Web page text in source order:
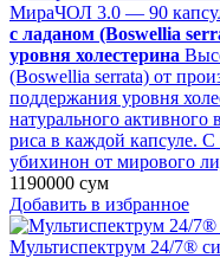
МираЧОЛ 3.0 — 90
с ладаном (Boswellia
уровня холестерина
(Boswellia serrata) от
поддержания уровня
натурального активного
риса в каждой капсуле.
убихинон от мирового
1190000 сум
Добавить в избранное
Мультиспектрум 24/7®